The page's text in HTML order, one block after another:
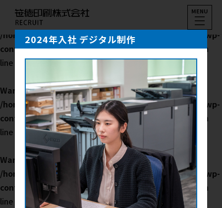
MENU
Warning: Trying to access array offset on null in
/home/xs168449/sasatoku-saiyou.com/public_html/wp-
content/themes/the-thor-child/single-senpai.phpon
line
Warning: Trying to access array offset on null in
/home/xs168449/sasatoku-saiyou.com/public_html/wp-
content/themes/the-thor-child/single-senpai.php
on
line
Warning: Undefined variable $post_id in
/home/xs168449/sasatoku-saiyou.com/public_html/wp-
content/themes/the-thor-child/single-senpai.php on
line
2024年入社 デジタル制作